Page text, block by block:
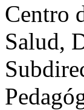
Centro
Salud,